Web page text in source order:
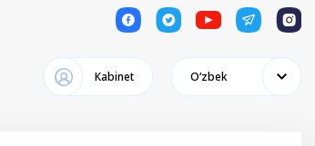
1 1 1 1 1
Кabinet Oʻzbek